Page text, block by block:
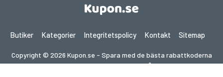
Butiker Kategorier Integritetspolicy Kontakt Sitemap
Copyright © 2026 Kupon.se - Spara med de bästa rabattkoderna
2026. Alla rättigheter förbehållna.